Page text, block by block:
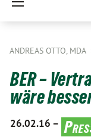
ANDREAS OTTO, MDA
BER –
wäre
26.02.16 –